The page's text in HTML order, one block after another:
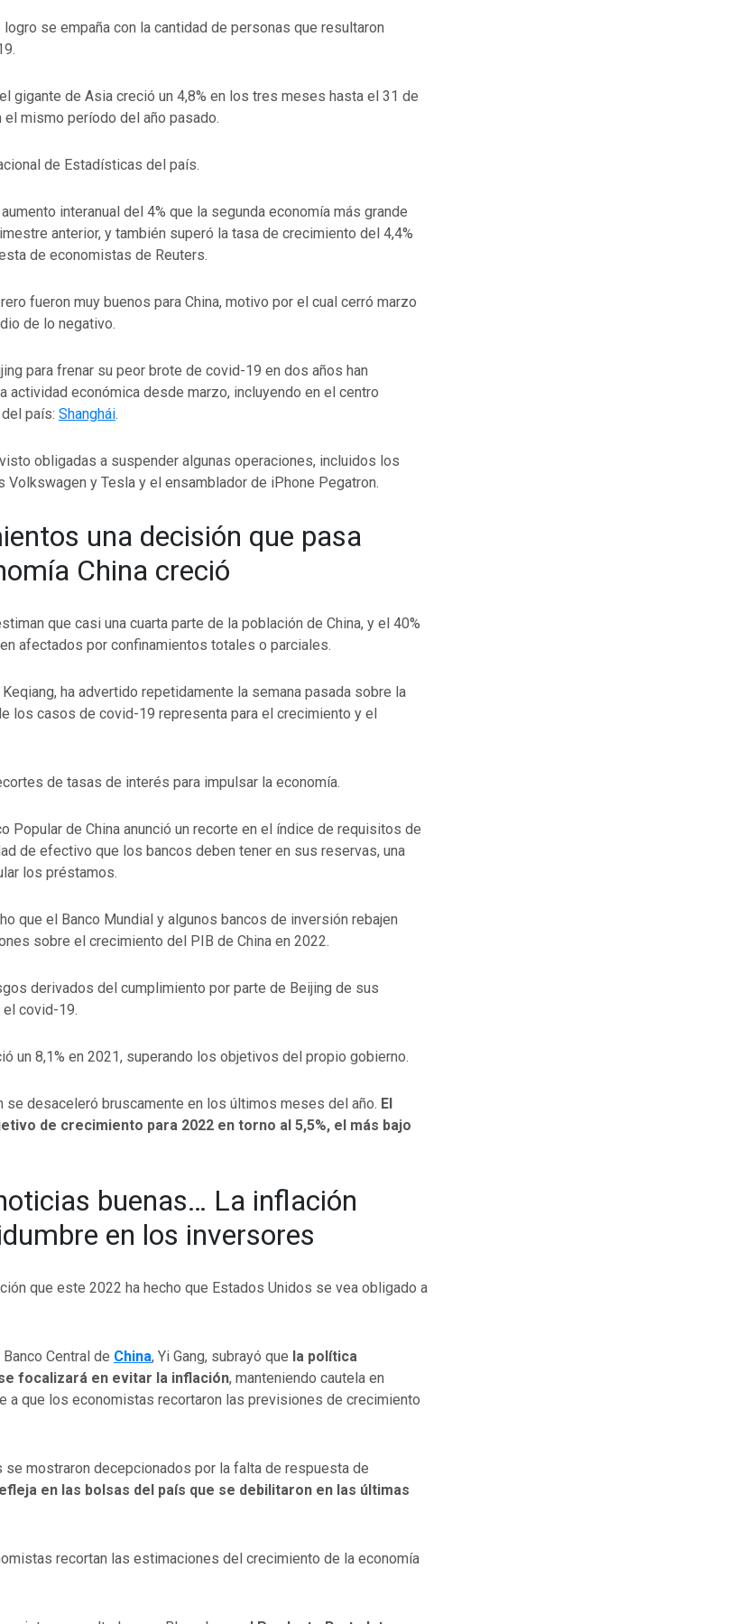
se empaña con la cantidad de personas que resultaron
gigante de Asia creció un 4,8% en los tres meses hasta el 31 de
el mismo período del año pasado.
de Estadísticas del país.
interanual del 4% que la segunda economía más grande
anterior, y también superó la tasa de crecimiento del 4,4%
de economistas de Reuters.
fueron muy buenos para China, motivo por el cual cerró marzo
de lo negativo.
para frenar su peor brote de covid-19 en dos años han
actividad económica desde marzo, incluyendo en el centro
país: Shanghái.
obligadas a suspender algunas operaciones, incluidos los
y Tesla y el ensamblador de iPhone Pegatron.
una decisión que pasa
China creció
que casi una cuarta parte de la población de China, y el 40%
afectados por confinamientos totales o parciales.
ha advertido repetidamente la semana pasada sobre la
los casos de covid-19 representa para el crecimiento y el
de tasas de interés para impulsar la economía.
Popular de China anunció un recorte en el índice de requisitos de
de efectivo que los bancos deben tener en sus reservas, una
los préstamos.
que el Banco Mundial y algunos bancos de inversión rebajen
sobre el crecimiento del PIB de China en 2022.
derivados del cumplimiento por parte de Beijing de sus
covid-19.
un 8,1% en 2021, superando los objetivos del propio gobierno.
se desaceleró bruscamente en los últimos meses del año. El
de crecimiento para 2022 en torno al 5,5%, el más bajo
buenas… La inflación
en los inversores
que este 2022 ha hecho que Estados Unidos se vea obligado a
Central de China, Yi Gang, subrayó que la política
focalizará en evitar la inflación, manteniendo cautela en
a que los economistas recortaron las previsiones de crecimiento
se mostraron decepcionados por la falta de respuesta de
en las bolsas del país que se debilitaron en las últimas
recortan las estimaciones del crecimiento de la economía